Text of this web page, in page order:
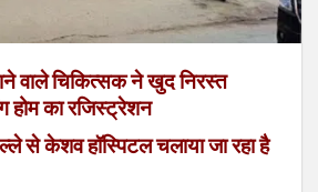
वाले चिकित्सक ने खुद निरस्त
होम का रजिस्ट्रेशन
से केशव हॉस्पिटल चलाया जा रहा है